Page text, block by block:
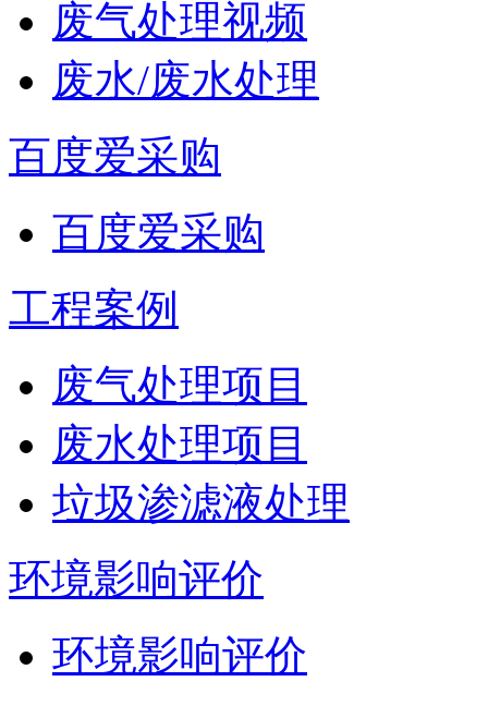
废气处理视频
废水/废水处理
百度爱采购
百度爱采购
工程案例
废气处理项目
废水处理项目
垃圾渗滤液处理
环境影响评价
环境影响评价